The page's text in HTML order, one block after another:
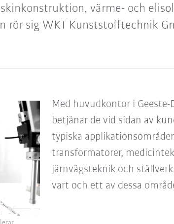
värme- och
rör sig WKT Kunststofftechnik
Med huvudkontor i
betjänar de vid sidan av
typiska
transformatorer,
järnvägsteknik och
vart och ett av dessa